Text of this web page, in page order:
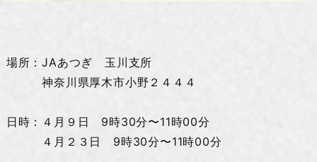
場所：JAあつぎ 玉川支所
神奈川県厚木市小野２４４４
日時：４月９日 9時30分〜11時00分
４月２３日 9時30分〜11時00分